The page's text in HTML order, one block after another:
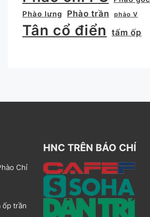
Phào lưng
Phào trần phào V
Tân cổ điển tấm ốp
Chỉ
ốp trần
HNC TRÊN BÁO CHÍ